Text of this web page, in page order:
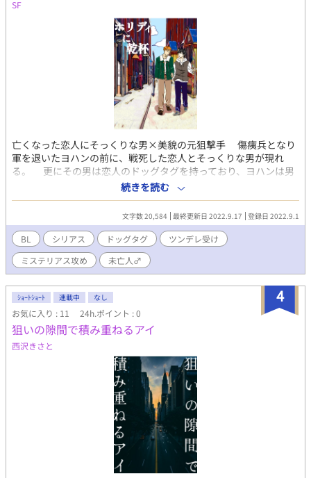
SF
亡くなった恋人にそっくりな男×美貌の元狙撃手 傷痍兵となり
軍を退いたヨハンの前に、戦死した恋人とそっくりな男が現れ
る。 更にその男は恋人のドッグタグを持っており、ヨハンは男
と一夜を共にしてしまう。 翌日、男はしばらく匿うよう要求し
てきて・・・！？ 謎の男とツンデレ美青年のスリリングな物
語。 ※てんつぶさん主催の「ドッグタグアンソロジー」寄稿作品
です。
続きを読む
文字数 20,584 最終更新日 2022.9.17 登録日 2022.9.1
BL シリアス ドッグタグ
ツンデレ受け
ミステリアス攻め
未亡人♂
4
ｼｮｰﾄｼｮｰﾄ 連載中 なし
お気に入り : 11 24h.ポイント : 0
狙いの隙間で積み重ねるアイ
西沢きさと